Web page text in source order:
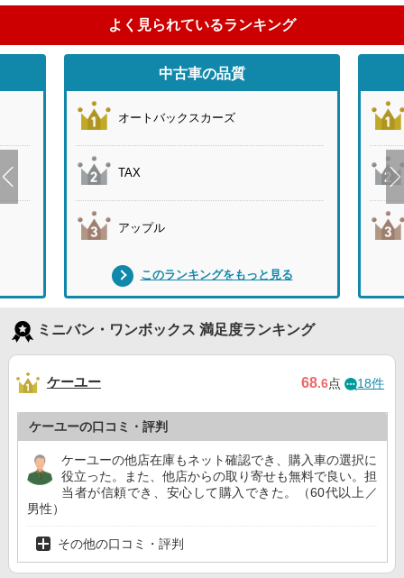
よく見られているランキング
中古車の品質
オートバックスカーズ
TAX
アップル
このランキングをもっと見る
ミニバン・ワンボックス 満足度ランキング
ケーユー 68.6点 18件
ケーユーの口コミ・評判
ケーユーの他店在庫もネット確認でき、購入車の選択に
役立った。また、他店からの取り寄せも無料で良い。担
当者が信頼でき、安心して購入できた。（60代以上／
男性）
その他の口コミ・評判